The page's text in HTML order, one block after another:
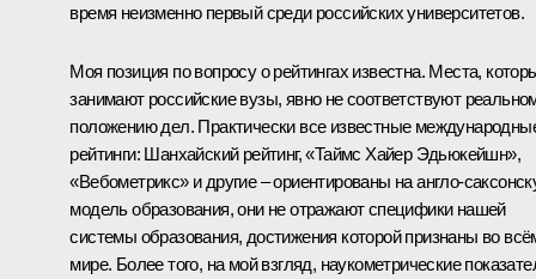
время неизменно первый среди российских университетов.
Моя позиция по вопросу о рейтингах известна. Места,
занимают российские вузы, явно не соответствуют
положению дел. Практически все известные
рейтинги: Шанхайский рейтинг, «Таймс Хайер Эдьюкейшн»,
«Вебометрикс» и другие – ориентированы на англо-
модель образования, они не отражают специфики нашей
системы образования, достижения которой признаны во
мире. Более того, на мой взгляд, наукометрические